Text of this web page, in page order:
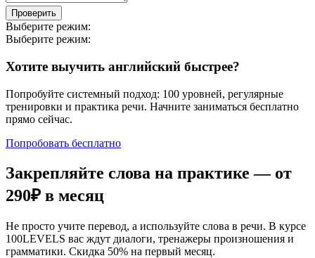
Проверить
Выберите режим:
Выберите режим:
Хотите выучить английский быстрее?
Попробуйте системный подход: 100 уровней, регулярные
тренировки и практика речи. Начните заниматься бесплатно
прямо сейчас.
Попробовать бесплатно
Закрепляйте слова на практике — от
290₽ в месяц
Не просто учите перевод, а используйте слова в речи. В курсе
100LEVELS вас ждут диалоги, тренажеры произношения и
грамматики. Скидка 50% на первый месяц.